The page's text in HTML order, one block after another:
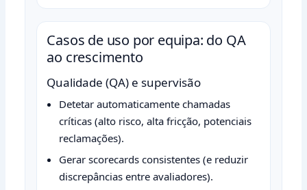
Casos de uso por equipa: do QA
ao crescimento
Qualidade (QA) e supervisão
Detetar automaticamente chamadas
críticas (alto risco, alta fricção, potenciais
reclamações).
Gerar scorecards consistentes (e reduzir
discrepâncias entre avaliadores).